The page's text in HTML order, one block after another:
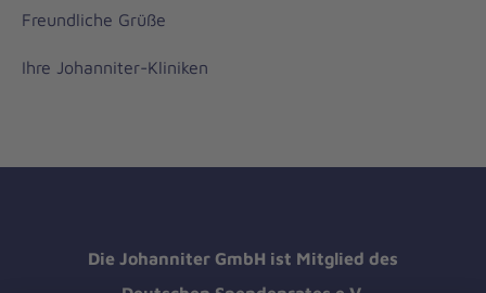
Freundliche Grüße
Ihre Johanniter-Kliniken
Die Johanniter GmbH ist Mitglied des